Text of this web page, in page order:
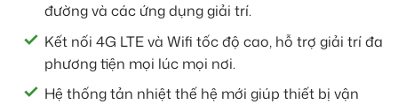
đường và các ứng dụng giải trí.
Kết nối 4G LTE và Wifi tốc độ cao, hỗ trợ giải trí đa
phương tiện mọi lúc mọi nơi.
Hệ thống tản nhiệt thế hệ mới giúp thiết bị vận